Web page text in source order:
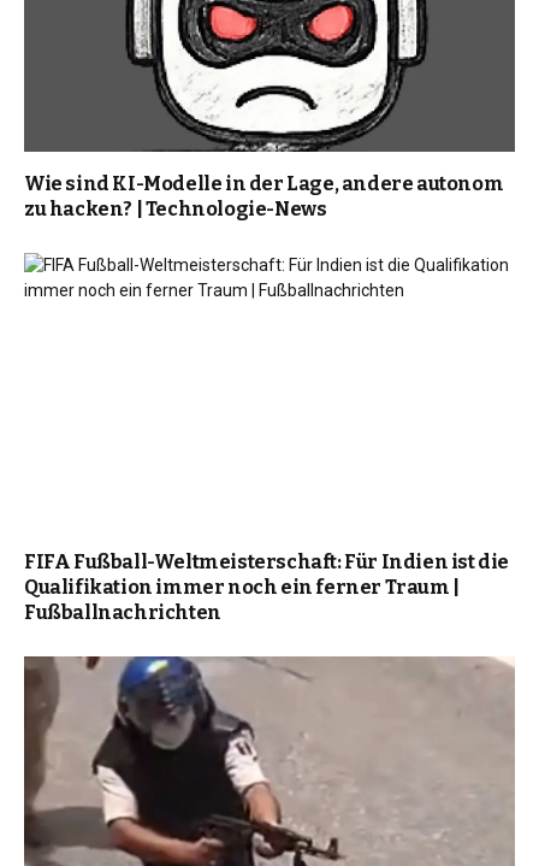
Wie sind KI-Modelle in der Lage, andere autonom
zu hacken? | Technologie-News
FIFA Fußball-Weltmeisterschaft: Für Indien ist die
Qualifikation immer noch ein ferner Traum |
Fußballnachrichten